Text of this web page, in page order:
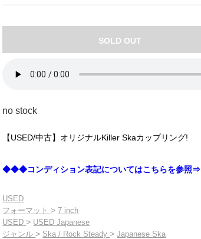
SOLD OUT
no stock
【USED/中古】オリジナルKiller Skaカップリング!
◆◆◆コンディション表記についてはこちらを参照⇒
USED
フォーマット>7 inch
USED> USED Japanese
ジャンル> Ska / Rock Steady>Japanese Ska